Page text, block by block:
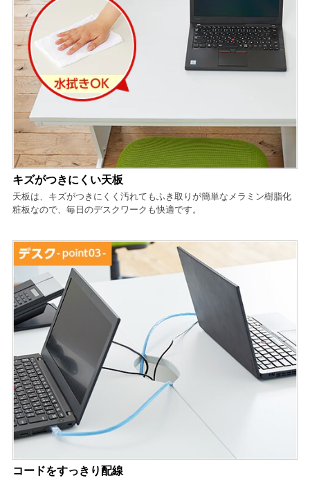
キズがつきにくい天板
天板は、キズがつきにくく汚れてもふき取りが簡単なメラミン樹脂化
粧板なので、毎日のデスクワークも快適です。
コードをすっきり配線